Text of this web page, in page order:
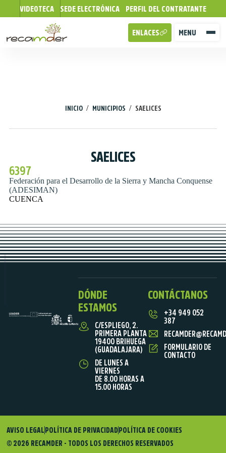
VIDEOTECA SEDE ELECTRÓNICA PERFIL DEL CONTRATANTE
MENU
ENLACES
INICIO / MUNICIPIOS / SAELICES
SAELICES
6397
Federación para el Desarrollo de la Sierra y Mancha Conquense
(ADESIMAN)
CUENCA
DÓNDE
ESTAMOS
C/ESPLIEGO, 2.
PRIMERA PLANTA
19400 BRIHUEGA
(GUADALAJARA)
DE LUNES A
VIERNES
DE 8.00 HORAS A
15.00 HORAS
CONTÁCTANOS
+34 949 052
387
FORMULARIO DE
CONTACTO
© 2026 RECAMDER - TODOS LOS DERECHOS RESERVADOS
AVISO LEGAL POLÍTICA DE PRIVACIDAD POLÍTICA DE COOKIES